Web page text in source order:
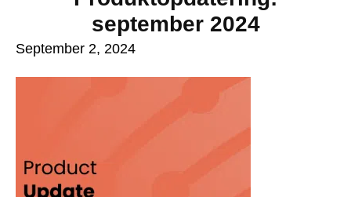
september 2024
September 2, 2024